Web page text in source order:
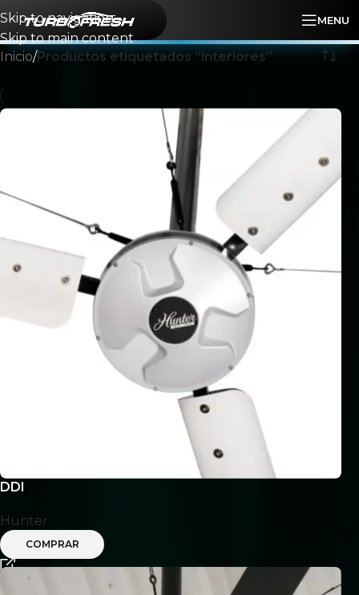
Skip to navigation
Skip to main content
MENU
Inicio/Productos etiquetados “interiores”
DDI
Hunter
COMPRAR